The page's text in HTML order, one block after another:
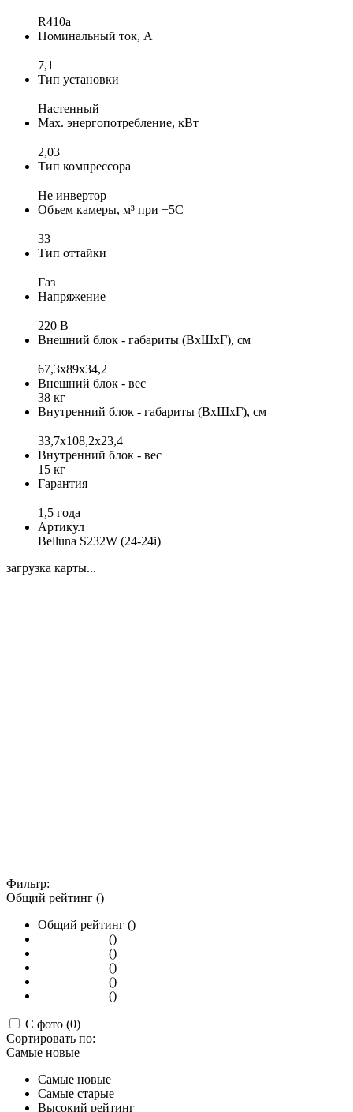
R410a
Номинальный ток, А
7,1
Тип установки
Настенный
Max. энергопотребление, кВт
2,03
Тип компрессора
Не инвертор
Объем камеры, м³ при +5С
33
Тип оттайки
Газ
Напряжение
220 В
Внешний блок - габариты (ВхШхГ), см
67,3x89x34,2
Внешний блок - вес
38 кг
Внутренний блок - габариты (ВхШхГ), см
33,7x108,2x23,4
Внутренний блок - вес
15 кг
Гарантия
1,5 года
Артикул
Belluna S232W (24-24i)
загрузка карты...
Фильтр:
Общий рейтинг ()
Общий рейтинг ()
()
()
()
()
()
С фото (0)
Сортировать по:
Самые новые
Самые новые
Самые старые
Высокий рейтинг